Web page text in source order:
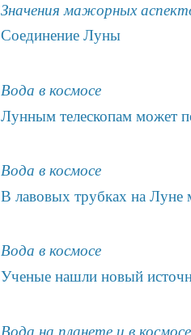
Значения мажорных
Соединение Луны
Вода в космосе
Лунным телескопам может
Вода в космосе
В лавовых трубках на Луне
Вода в космосе
Ученые нашли новый
Вода на планете и в космосе